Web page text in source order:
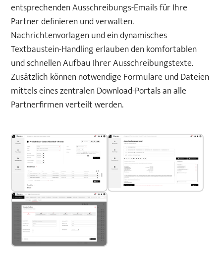
entsprechenden Ausschreibungs-Emails für Ihre
Partner definieren und verwalten.
Nachrichtenvorlagen und ein dynamisches
Textbaustein-Handling erlauben den komfortablen
und schnellen Aufbau Ihrer Ausschreibungstexte.
Zusätzlich können notwendige Formulare und Dateien
mittels eines zentralen Download-Portals an alle
Partnerfirmen verteilt werden.